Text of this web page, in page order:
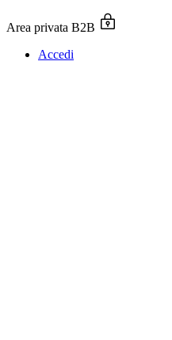
Area privata B2B
Accedi